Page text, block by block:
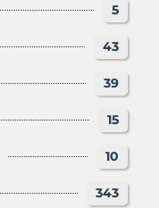
5
43
39
15
10
343